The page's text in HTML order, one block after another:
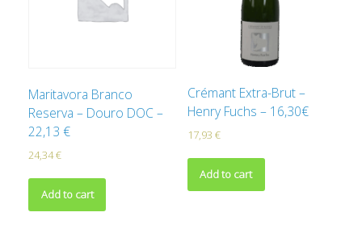
Maritavora Branco
Reserva – Douro DOC –
22,13 €
24,34€
Add to cart
Crémant Extra-Brut –
Henry Fuchs – 16,30€
17,93 €
Add to cart